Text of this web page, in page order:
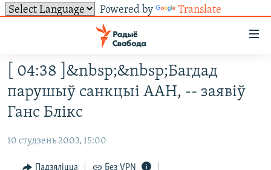
Powered by Translate
ўнівэрсальнага
доступу
да
галоўнага
Перайсьці
НАВІНЫ
УСЕ НАВІНЫ
ЛЮДЗІ
ПАЛІТЫКА
ТОЛЬКІ НА СВАБОДЗЕ
БЛОГІ
ГІСТОРЫЯ НА СВАБОДЗЕ
АБЫСЬЦІ БЛЯКАВАНЬНЕ
ПАДЗЯЛІЦЦА ІНФАРМАЦЫЯЙ
ПАДПІСАЦЦА
RSS
[ 04:38 ]&nbsp;&nbsp;Багдад
парушыў санкцыi ААН, -- заявiў
Ганс Блiкс
10 студзень 2003, 15:00
Падзяліцца Без VPN